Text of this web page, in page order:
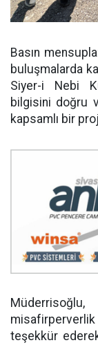
Basın
buluşmalarda
Siyer-i Nebi
bilgisini doğru
kapsamlı bir
teşekkür